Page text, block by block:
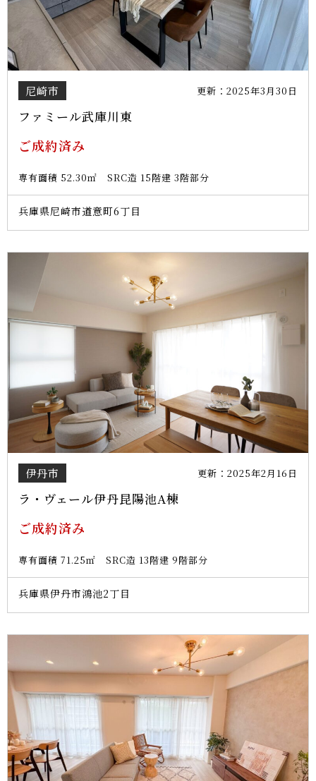
尼崎市 更新：2025年3月30日
ファミール武庫川東
ご成約済み
専有面積 52.30㎡ SRC造 15階建 3階部分
兵庫県尼崎市道意町6丁目
伊丹市 更新：2025年2月16日
ラ・ヴェール伊丹昆陽池A棟
ご成約済み
専有面積 71.25㎡ SRC造 13階建 9階部分
兵庫県伊丹市鴻池2丁目